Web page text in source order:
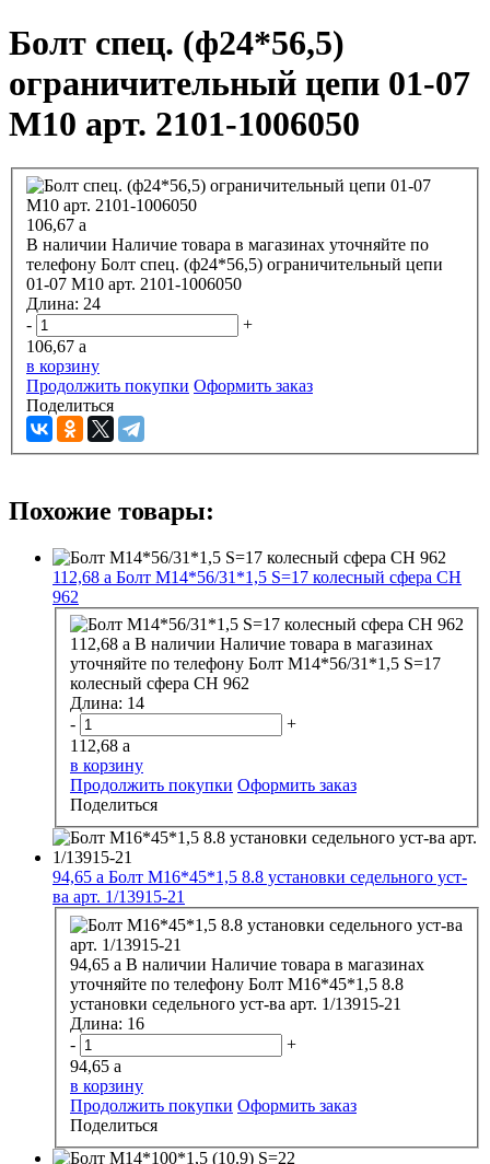
Болт спец. (ф24*56,5)
ограничительный цепи 01-07
М10 арт. 2101-1006050
106,67 a
В наличии Наличие товара в магазинах уточняйте по
телефону Болт спец. (ф24*56,5) ограничительный цепи
01-07 М10 арт. 2101-1006050
Длина: 24
-
+
106,67 a
в корзину
Продолжить покупки Оформить заказ
Поделиться
Похожие товары:
112,68 a Болт М14*56/31*1,5 S=17 колесный сфера CH
962
112,68 a В наличии Наличие товара в магазинах
уточняйте по телефону Болт М14*56/31*1,5 S=17
колесный сфера CH 962
Длина: 14
-
+
112,68 a
в корзину
Продолжить покупки Оформить заказ
Поделиться
94,65 a Болт М16*45*1,5 8.8 установки седельного уст-
ва арт. 1/13915-21
94,65 a В наличии Наличие товара в магазинах
уточняйте по телефону Болт М16*45*1,5 8.8
установки седельного уст-ва арт. 1/13915-21
Длина: 16
-
+
94,65 a
в корзину
Продолжить покупки Оформить заказ
Поделиться